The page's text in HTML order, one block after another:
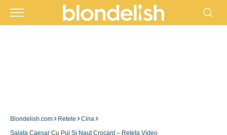
Blondelish.com › Retete ›Cina ›
Salata Caesar Cu Pui Si Naut Crocant – Reteta Video